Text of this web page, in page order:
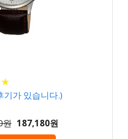
★
★
기가 있습니다.)
원 187,180원